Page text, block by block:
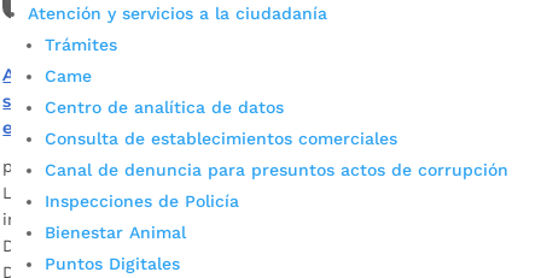
Atención y servicios a la ciudadanía
Trámites
Came
Centro de analítica de datos
Consulta de establecimientos comerciales
Canal de denuncia para presuntos actos de corrupción
Inspecciones de Policía
Bienestar Animal
Puntos Digitales
Alcaldía de Bucaramanga adelanta gestiones para
solucionar el hacinamiento en la Cárcel Modelo y las
estaciones de Policía
por Alcaldía de Bucaramanga |Jul 8, 2020|Noticias
La Cárcel Modelo de Bucaramanga a la fecha alberga 2.200
internos, registrando un hacinamiento cercano al 40%. José
David Cavanzo, secretario del Interior de Bucaramanga
Descargar audio Desde la Administración Municipal se